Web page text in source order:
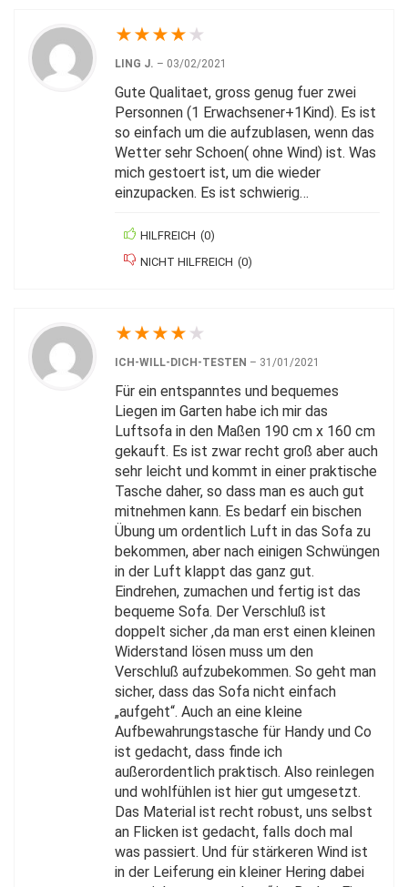
★★★★ ★
LING J. – 03/02/2021
Gute Qualitaet, gross genug fuer zwei
Personnen (1 Erwachsener+1Kind). Es ist
so einfach um die aufzublasen, wenn das
Wetter sehr Schoen( ohne Wind) ist. Was
mich gestoert ist, um die wieder
einzupacken. Es ist schwierig…
HILFREICH (0)
NICHT HILFREICH (0)
★★★★ ★
ICH-WILL-DICH-TESTEN – 31/01/2021
Für ein entspanntes und bequemes
Liegen im Garten habe ich mir das
Luftsofa in den Maßen 190 cm x 160 cm
gekauft. Es ist zwar recht groß aber auch
sehr leicht und kommt in einer praktische
Tasche daher, so dass man es auch gut
mitnehmen kann. Es bedarf ein bischen
Übung um ordentlich Luft in das Sofa zu
bekommen, aber nach einigen Schwüngen
in der Luft klappt das ganz gut.
Eindrehen, zumachen und fertig ist das
bequeme Sofa. Der Verschluß ist
doppelt sicher ,da man erst einen kleinen
Widerstand lösen muss um den
Verschluß aufzubekommen. So geht man
sicher, dass das Sofa nicht einfach
„aufgeht“. Auch an eine kleine
Aufbewahrungstasche für Handy und Co
ist gedacht, dass finde ich
außerordentlich praktisch. Also reinlegen
und wohlfühlen ist hier gut umgesetzt.
Das Material ist recht robust, uns selbst
an Flicken ist gedacht, falls doch mal
was passiert. Und für stärkeren Wind ist
in der Leiferung ein kleiner Hering dabei